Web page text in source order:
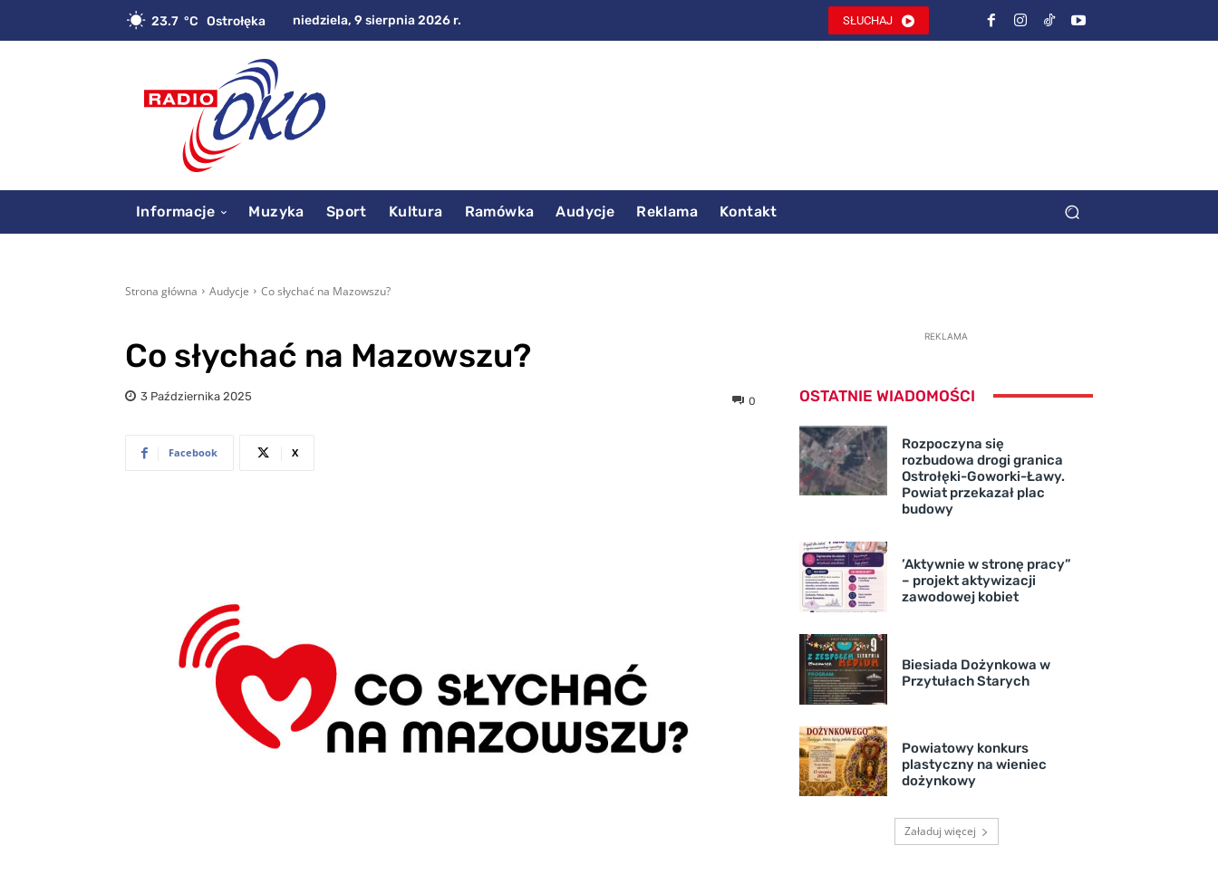
23.7 C Ostrołęka niedziela, 9 sierpnia 2026 r. SŁUCHAJ
Informacje Muzyka Sport Kultura Ramówka Audycje Reklama Kontakt
Strona główna Audycje Co słychać na Mazowszu?
Co słychać na Mazowszu?
3 Października 2025 0
Facebook X
REKLAMA
OSTATNIE WIADOMOŚCI
Rozpoczyna się
rozbudowa drogi granica
Ostrołęki-Goworki-Ławy.
Powiat przekazał plac
budowy
’Aktywnie w stronę pracy”
– projekt aktywizacji
zawodowej kobiet
Biesiada Dożynkowa w
Przytułach Starych
Powiatowy konkurs
plastyczny na wieniec
dożynkowy
Załaduj więcej